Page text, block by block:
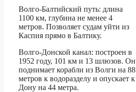
Волго-Балтийский путь: длина
1100 км, глубина не менее 4
метров. Позволяет судам уйти из
Каспия прямо в Балтику.
Волго-Донской канал: построен в
1952 году, 101 км и 13 шлюзов. Он
поднимает корабли из Волги на 88
метров к водоразделу и опускает к
Дону на 44 метра.